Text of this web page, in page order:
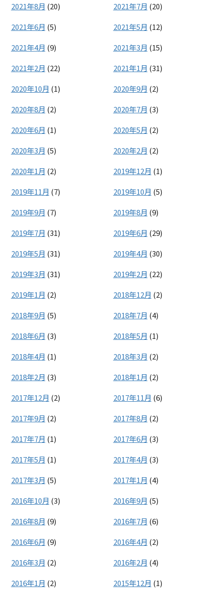
2021年8月 (20) 2021年7月 (20)
2021年6月 (5) 2021年5月 (12)
2021年4月 (9) 2021年3月 (15)
2021年2月 (22) 2021年1月 (31)
2020年10月 (1) 2020年9月 (2)
2020年8月 (2) 2020年7月 (3)
2020年6月 (1) 2020年5月 (2)
2020年3月 (5) 2020年2月 (2)
2020年1月 (2) 2019年12月 (1)
2019年11月 (7) 2019年10月 (5)
2019年9月 (7) 2019年8月 (9)
2019年7月 (31) 2019年6月 (29)
2019年5月 (31) 2019年4月 (30)
2019年3月 (31) 2019年2月 (22)
2019年1月 (2) 2018年12月 (2)
2018年9月 (5) 2018年7月 (4)
2018年6月 (3) 2018年5月 (1)
2018年4月 (1) 2018年3月 (2)
2018年2月 (3) 2018年1月 (2)
2017年12月 (2) 2017年11月 (6)
2017年9月 (2) 2017年8月 (2)
2017年7月 (1) 2017年6月 (3)
2017年5月 (1) 2017年4月 (3)
2017年3月 (5) 2017年1月 (4)
2016年10月 (3) 2016年9月 (5)
2016年8月 (9) 2016年7月 (6)
2016年6月 (9) 2016年4月 (2)
2016年3月 (2) 2016年2月 (4)
2016年1月 (2) 2015年12月 (1)